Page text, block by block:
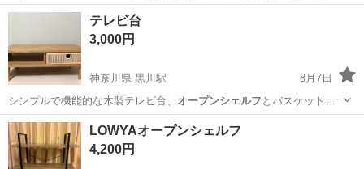
のようです。 ★喫煙者・ペットなし★ ★希望者現れなければ親族へ受
け渡し予定★ 板は木目風デコボコし...
神奈川 横浜市 大口駅
テレビ台
3,000円
神奈川県 黒川駅
8月7日
シンプルで機能的な木製テレビ台、 オープンシェルフ とバスケット付
き サイズ: 約…
神奈川 川崎市 収納家具
LOWYAオープンシェルフ
4,200円